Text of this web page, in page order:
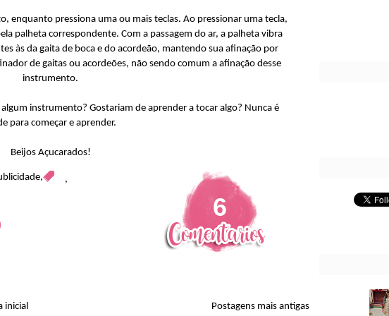
enquanto pressiona uma ou mais teclas. Ao pressionar uma tecla,
palheta correspondente. Com a passagem do ar, a palheta vibra
às da gaita de boca e do acordeão, mantendo sua afinação por
de gaitas ou acordeões, não sendo comum a afinação desse
instrumento.
instrumento? Gostariam de aprender a tocar algo? Nunca é
para começar e aprender.
Beijos Açucarados!
, ,
6
Postagens mais antigas
inicial